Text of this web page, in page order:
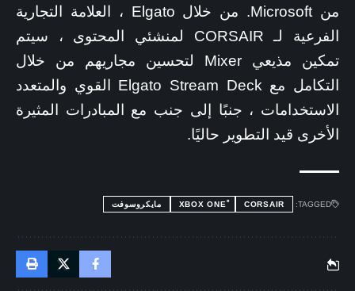
من Microsoft. من خلال Elgato ، العلامة التجارية
الفرعية لـ CORSAIR لمنشئي المحتوى ، سيتم
تمكين مذيعي Mixer لتحسين مجاريهم من خلال
التكامل مع Elgato Stream Deck القوي والمتعدد
الاستخدامات ، جنبًا إلى جنب مع المبادرات المثيرة
الأخرى قيد التطوير حاليًا.
TAGGED:
CORSAIR ْXBOX ONE مايكروسوفت